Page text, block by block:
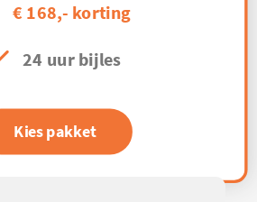
€ 168,- korting
24 uur bijles
Kies pakket